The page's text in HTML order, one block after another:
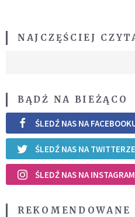
NAJCZĘŚCIEJ
BĄDŹ NA BIEŻĄCO
ŚLEDŹ NAS NA
ŚLEDŹ NAS NA TWITTERZE
ŚLEDŹ NAS NA